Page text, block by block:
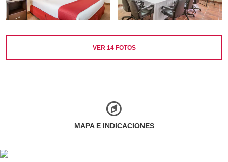
VER 14FOTOS
MAPA E INDICACIONES